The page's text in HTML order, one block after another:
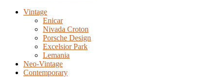
Vintage
Enicar
Nivada Croton
Porsche Design
Excelsior Park
Lemania
Neo-Vintage
Contemporary